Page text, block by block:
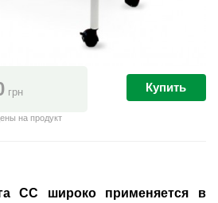
грн
на продукт
Купить
СС широко применяется в